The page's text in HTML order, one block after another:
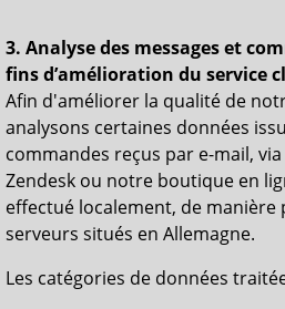
3. Analyse des messages et
fins d’amélioration du service
Afin d'améliorer la qualité de
analysons certaines données
commandes reçus par e-mail,
Zendesk ou notre boutique en
effectué localement, de manière
serveurs situés en Allemagne.
Les catégories de données